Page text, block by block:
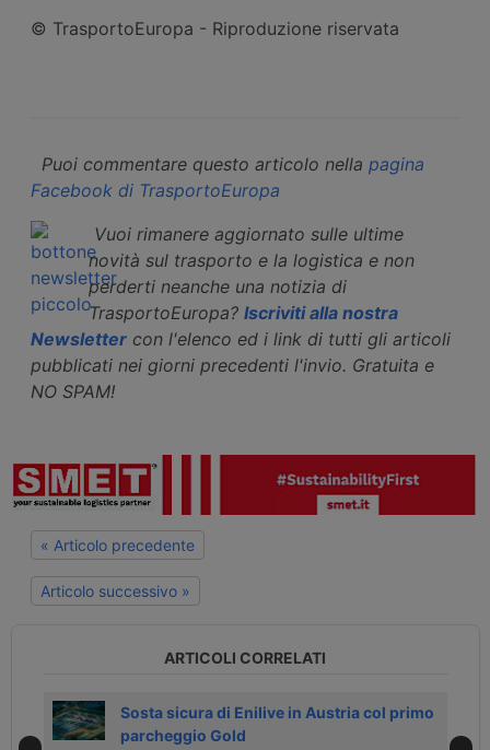
© TrasportoEuropa - Riproduzione riservata
Puoi commentare questo articolo nella pagina
Facebook di TrasportoEuropa
Vuoi rimanere aggiornato sulle ultime
novità sul trasporto e la logistica e non
perderti neanche una notizia di
TrasportoEuropa? Iscriviti alla nostra
Newsletter con l'elenco ed i link di tutti gli articoli
pubblicati nei giorni precedenti l'invio. Gratuita e
NO SPAM!
« Articolo precedente
Articolo successivo »
ARTICOLI CORRELATI
Sosta sicura di Enilive in Austria col primo
parcheggio Gold